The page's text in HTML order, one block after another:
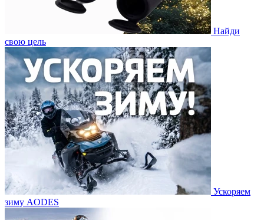
Найди
свою цель
Ускоряем
зиму AODES